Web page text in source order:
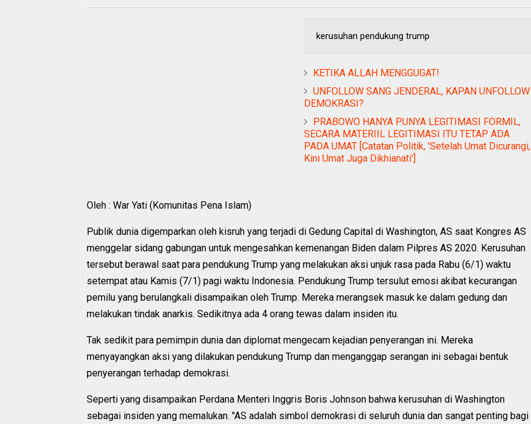
kerusuhan pendukung trump
KETIKA ALLAH MENGGUGAT!
UNFOLLOW SANG JENDERAL, KAPAN UNFOLLOW
DEMOKRASI?
PRABOWO HANYA PUNYA LEGITIMASI FORMIL,
SECARA MATERIIL LEGITIMASI ITU TETAP ADA
PADA UMAT [Catatan Politik, 'Setelah Umat Dicurangi,
Kini Umat Juga Dikhianati']
Oleh : War Yati (Komunitas Pena Islam)
Publik dunia digemparkan oleh kisruh yang terjadi di Gedung Capital di Washington, AS saat Kongres AS
menggelar sidang gabungan untuk mengesahkan kemenangan Biden dalam Pilpres AS 2020. Kerusuhan
tersebut berawal saat para pendukung Trump yang melakukan aksi unjuk rasa pada Rabu (6/1) waktu
setempat atau Kamis (7/1) pagi waktu Indonesia. Pendukung Trump tersulut emosi akibat kecurangan
pemilu yang berulangkali disampaikan oleh Trump. Mereka merangsek masuk ke dalam gedung dan
melakukan tindak anarkis. Sedikitnya ada 4 orang tewas dalam insiden itu.
Tak sedikit para pemimpin dunia dan diplomat mengecam kejadian penyerangan ini. Mereka
menyayangkan aksi yang dilakukan pendukung Trump dan menganggap serangan ini sebagai bentuk
penyerangan terhadap demokrasi.
Seperti yang disampaikan Perdana Menteri Inggris Boris Johnson bahwa kerusuhan di Washington
sebagai insiden yang memalukan. "AS adalah simbol demokrasi di seluruh dunia dan sangat penting bagi